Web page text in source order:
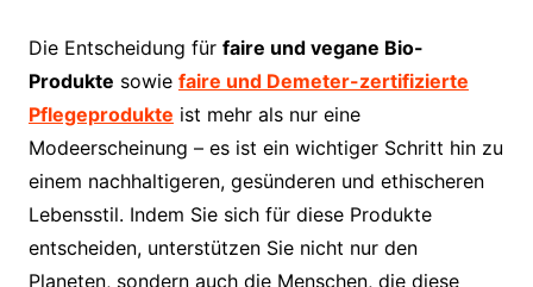
Die Entscheidung für faire und vegane Bio-
Produkte sowie faire und Demeter-zertifizierte
Pflegeprodukte ist mehr als nur eine
Modeerscheinung – es ist ein wichtiger Schritt hin zu
einem nachhaltigeren, gesünderen und ethischeren
Lebensstil. Indem Sie sich für diese Produkte
entscheiden, unterstützen Sie nicht nur den
Planeten, sondern auch die Menschen, die diese